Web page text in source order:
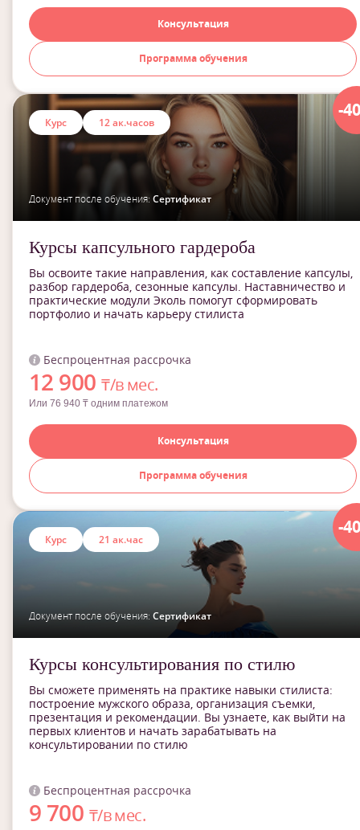
Консультация
Программа обучения
-
Курс 12 ак.часов
Документ после обучения: Сертификат
Курсы капсульного гардероба
Вы освоите такие направления, как составление капсулы,
разбор гардероба, сезонные капсулы. Наставничество и
практические модули Эколь помогут сформировать
портфолио и начать карьеру стилиста
Беспроцентная рассрочка
12 900₸/в мес.
Или 76 940 ₸ одним платежом
Консультация
Программа обучения
-
Курс 21 ак.час
Документ после обучения: Сертификат
Курсы консультирования по стилю
Вы сможете применять на практике навыки стилиста:
построение мужского образа, организация съемки,
презентация и рекомендации. Вы узнаете, как выйти на
первых клиентов и начать зарабатывать на
консультировании по стилю
Беспроцентная рассрочка
9 700 ₸/в мес.